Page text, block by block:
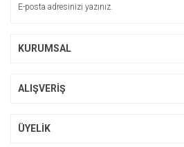
KURUMSAL
ALIŞVERİŞ
ÜYELİK